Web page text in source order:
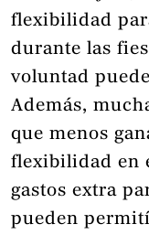
flexibilidad
durante las
voluntad
Además,
que menos
flexibilidad en
gastos extra
pueden